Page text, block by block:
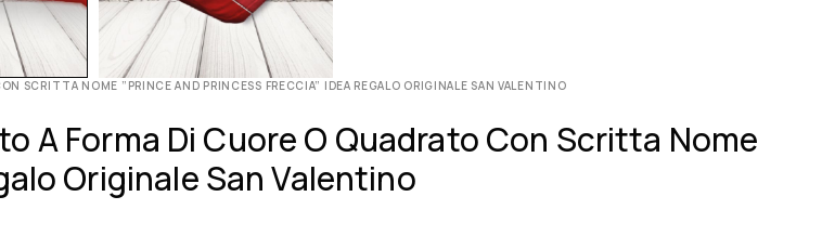
SCRITTA NOME ”PRINCE AND PRINCESS FRECCIA” IDEA REGALO ORIGINALE SAN VALENTINO
A Forma Di Cuore O Quadrato Con Scritta Nome
Originale San Valentino